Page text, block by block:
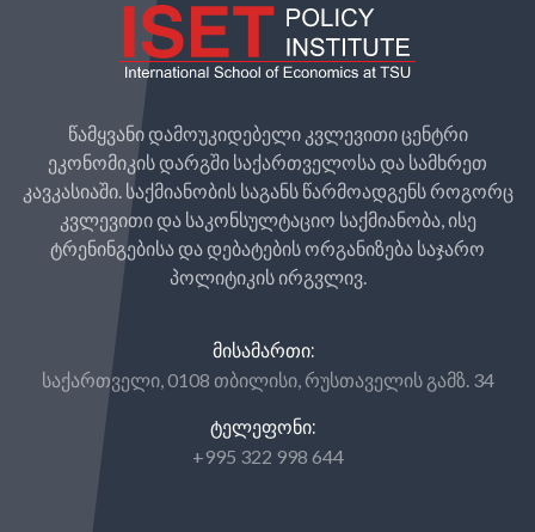
წამყვანი დამოუკიდებელი კვლევითი ცენტრი
ეკონომიკის დარგში საქართველოსა და სამხრეთ
კავკასიაში. საქმიანობის საგანს წარმოადგენს როგორც
კვლევითი და საკონსულტაციო საქმიანობა, ისე
ტრენინგებისა და დებატების ორგანიზება საჯარო
პოლიტიკის ირგვლივ.
ᲛᲘᲡᲐᲛᲐᲠᲗᲘ:
საქართველი, 0108 თბილისი, რუსთაველის გამზ. 34
ᲢᲔᲚᲔᲤᲝᲜᲘ:
+995 322 998 644